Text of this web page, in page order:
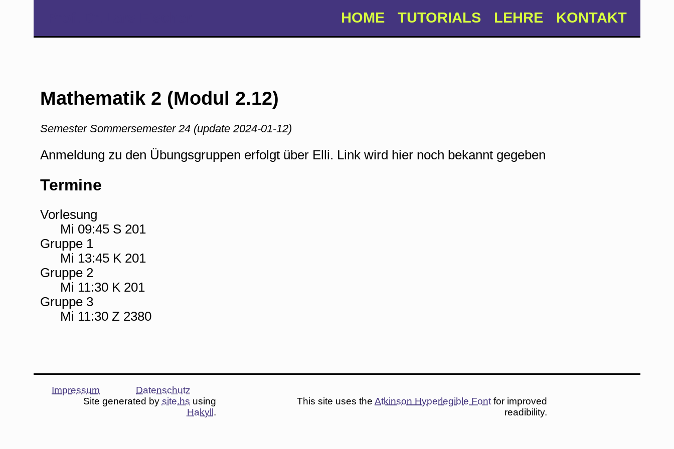
HOME TUTORIALS LEHRE KONTAKT
Mathematik 2 (Modul 2.12)
Semester Sommersemester 24 (update 2024-01-12)
Anmeldung zu den Übungsgruppen erfolgt über Elli. Link wird hier noch bekannt gegeben
Termine
Vorlesung
Mi 09:45 S 201
Gruppe 1
Mi 13:45 K 201
Gruppe 2
Mi 11:30 K 201
Gruppe 3
Mi 11:30 Z 2380
Impressum
Datenschutz
Site generated by site.hs using
Hakyll.
This site uses theAtkinson Hyperlegible Font for improved
readibility.